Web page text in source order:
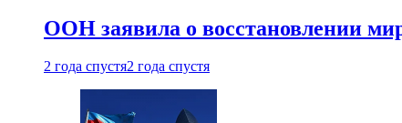
ООН заявила о восстановлении
2 года спустя2 года спустя